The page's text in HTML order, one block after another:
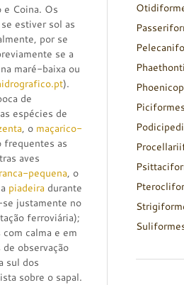
Coina. Os
estiver sol as
por se
se a
maré-baixa ou
).
de
espécies de
, o maçarico-
frequentes as
aves
pequena, o
piadeira durante
justamente no
ferroviária);
calma e em
observação
sul dos
sobre o sapal.
Piciformes